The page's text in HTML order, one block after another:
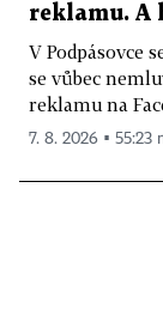
reklamu. A
V Podpásovce
se vůbec
reklamu na
7. 8. 2026 ▪ 55:23